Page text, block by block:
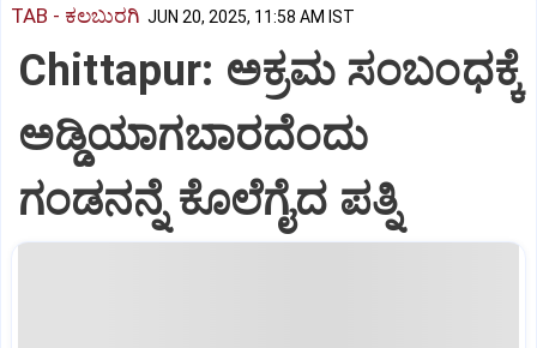
TAB - ಕಲಬುರಗಿ JUN 20, 2025, 11:58 AM IST
Chittapur: ಅಕ್ರಮ ಸಂಬಂಧಕ್ಕೆ
ಅಡ್ಡಿಯಾಗಬಾರದೆಂದು
ಗಂಡನನ್ನೆ ಕೊಲೆಗೈದ ಪತ್ನಿ